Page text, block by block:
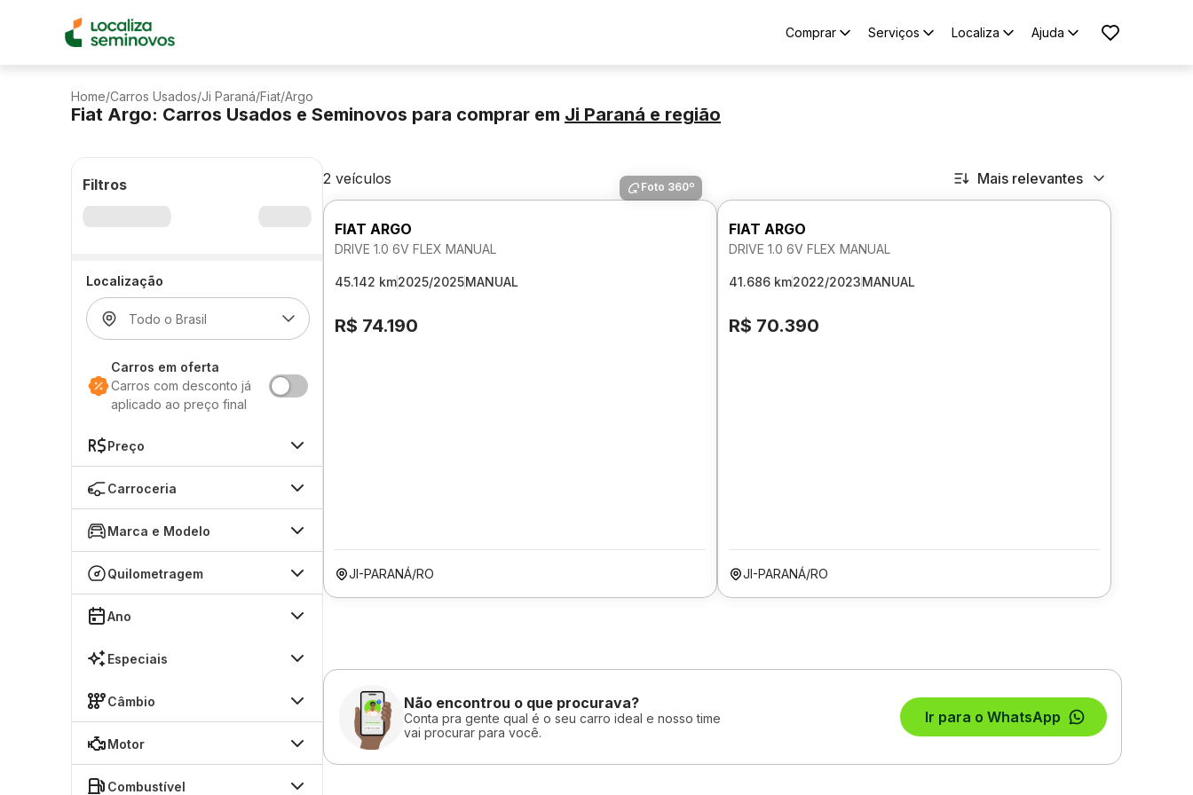
Comprar Serviços Localiza Ajuda
Home/Carros Usados/Ji Paraná/Fiat/Argo
Fiat Argo: Carros Usados e Seminovos para comprar em Ji Paraná e região
Filtros
Localização
Carros em oferta
Carros com desconto já
aplicado ao preço final
Preço
Carroceria
Marca e Modelo
Quilometragem
Ano
Especiais
Câmbio
Motor
Combustível
2 veículos Mais relevantes
Foto 360º
FIAT ARGO
DRIVE 1.0 6V FLEX MANUAL
45.142 km2025/2025MANUAL
R$ 74.190
JI-PARANÁ/RO
FIAT ARGO
DRIVE 1.0 6V FLEX MANUAL
41.686 km2022/2023MANUAL
R$ 70.390
JI-PARANÁ/RO
Não encontrou o que procurava?
Conta pra gente qual é o seu carro ideal e nosso time
vai procurar para você.
Ir para o WhatsApp